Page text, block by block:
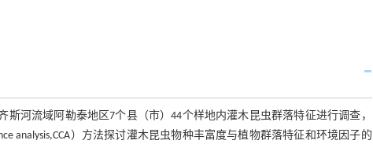
河流域阿勒泰地区7个县（市）44个样地内灌木昆虫群落特征进行调查，
analysis,CCA）方法探讨灌木昆虫物种丰富度与植物群落特征和环境因子的